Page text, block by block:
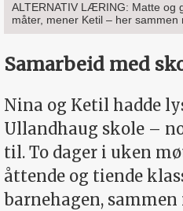
ALTERNATIV LÆRING: Matte og
måter, mener Ketil – her sammen
Samarbeid med
Nina og Ketil hadde
Ullandhaug skole –
til. To dager i uken
åttende og tiende
barnehagen, sammen